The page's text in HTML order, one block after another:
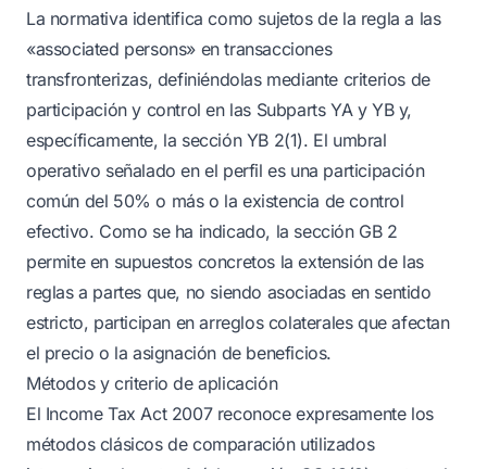
La normativa identifica como sujetos de la regla a las
«associated persons» en transacciones
transfronterizas, definiéndolas mediante criterios de
participación y control en las Subparts YA y YB y,
específicamente, la sección YB 2(1). El umbral
operativo señalado en el perfil es una participación
común del 50% o más o la existencia de control
efectivo. Como se ha indicado, la sección GB 2
permite en supuestos concretos la extensión de las
reglas a partes que, no siendo asociadas en sentido
estricto, participan en arreglos colaterales que afectan
el precio o la asignación de beneficios.
Métodos y criterio de aplicación
El Income Tax Act 2007 reconoce expresamente los
métodos clásicos de comparación utilizados